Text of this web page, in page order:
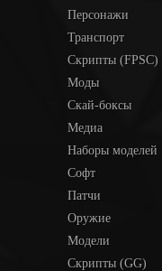
Персонажи
Транспорт
Скрипты (FPSC)
Моды
Скай-боксы
Медиа
Наборы моделей
Софт
Патчи
Оружие
Модели
Скрипты (GG)